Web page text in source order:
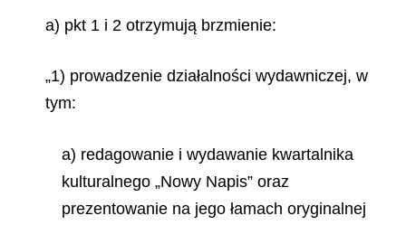
a) pkt 1 i 2 otrzymują brzmienie:
„1) prowadzenie działalności wydawniczej, w
tym:
a) redagowanie i wydawanie kwartalnika
kulturalnego „Nowy Napis” oraz
prezentowanie na jego łamach oryginalnej